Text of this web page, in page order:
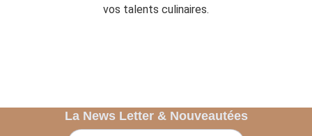
vos talents culinaires.
La News Letter & Nouveautées